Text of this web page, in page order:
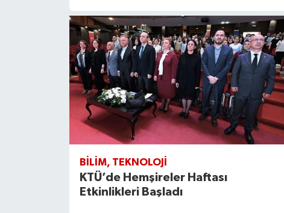
BILIM, TEKNOLOJI
KTÜ’de Hemşireler Haftası
Etkinlikleri Başladı